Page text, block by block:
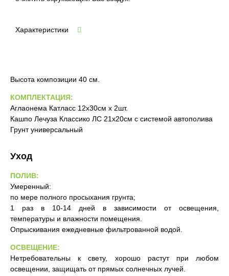
Характеристики
Высота композиции 40 см.
КОМПЛЕКТАЦИЯ:
Аглаонема Катласс 12х30см х 2шт.
Кашпо Лечуза Классико ЛС 21х20см с системой автополива
Грунт универсальный
Уход
ПОЛИВ:
Умеренный:
по мере полного просыхания грунта;
1 раз в 10-14 дней в зависимости от освещения,
температуры и влажности помещения.
Опрыскивания ежедневные фильтрованной водой.
ОСВЕЩЕНИЕ:
Нетребовательны к свету, хорошо растут при любом
освещении, защищать от прямых солнечных лучей.